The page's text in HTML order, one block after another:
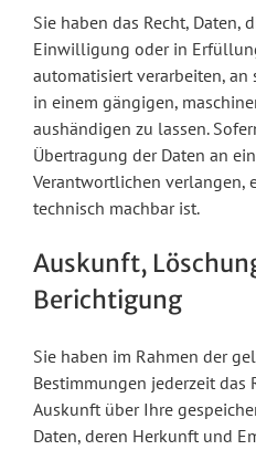
Sie haben das Recht, Daten,
Einwilligung oder in
automatisiert verarbeiten, an
in einem gängigen,
aushändigen zu lassen.
Übertragung der Daten an
Verantwortlichen verlangen,
technisch machbar ist.
Auskunft,
Berichtigung
Sie haben im Rahmen der
Bestimmungen jederzeit
Auskunft über Ihre
Daten, deren Herkunft und